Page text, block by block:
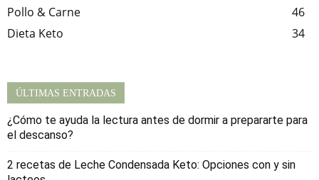
Pollo & Carne
46
Dieta Keto
34
ÚLTIMAS ENTRADAS
¿Cómo te ayuda la lectura antes de dormir a prepararte para
el descanso?
2 recetas de Leche Condensada Keto: Opciones con y sin